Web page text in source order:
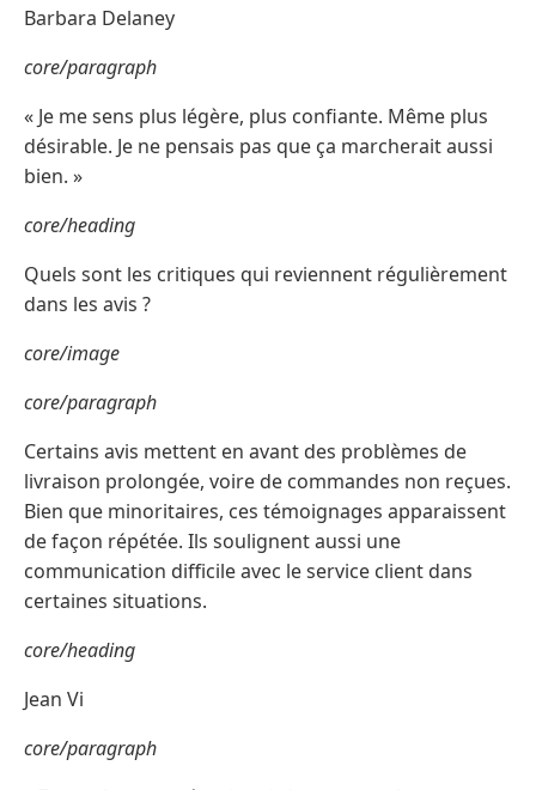
Barbara Delaney
core/paragraph
« Je me sens plus légère, plus confiante. Même plus
désirable. Je ne pensais pas que ça marcherait aussi
bien. »
core/heading
Quels sont les critiques qui reviennent régulièrement
dans les avis ?
core/image
core/paragraph
Certains avis mettent en avant des problèmes de
livraison prolongée, voire de commandes non reçues.
Bien que minoritaires, ces témoignages apparaissent
de façon répétée. Ils soulignent aussi une
communication difficile avec le service client dans
certaines situations.
core/heading
Jean Vi
core/paragraph